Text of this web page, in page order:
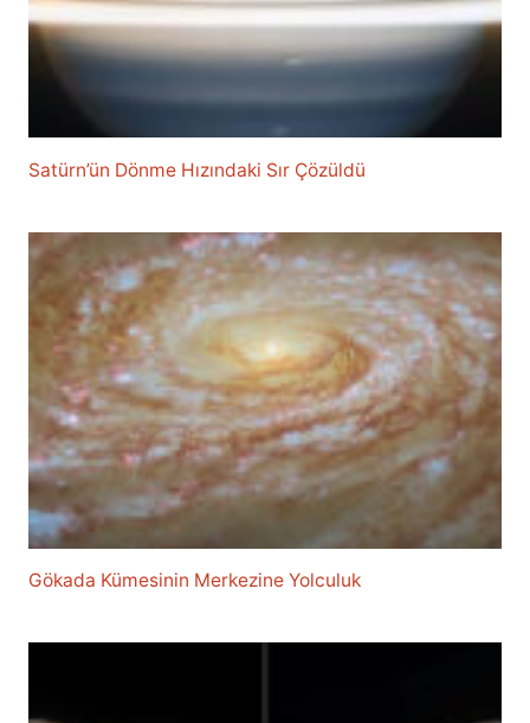
Satürn’ün Dönme Hızındaki Sır Çözüldü
Gökada Kümesinin Merkezine Yolculuk